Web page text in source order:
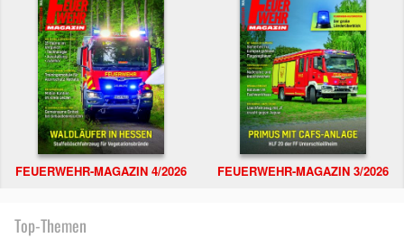
FEUERWEHR-MAGAZIN 4/2026 FEUERWEHR-MAGAZIN 3/2026
Top-Themen